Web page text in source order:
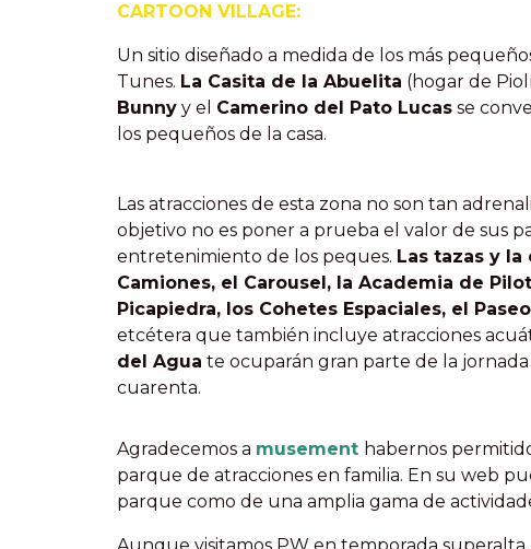
CARTOON VILLAGE:
Un sitio diseñado a medida de los más
Tunes. La Casita de la Abuelita (hogar de
Bunny y el Camerino del Pato Lucas se
los pequeños de la casa.
Las atracciones de esta zona no son tan
objetivo no es poner a prueba el valor de sus
entretenimiento de los peques. Las tazas y la
Camiones, el Carousel, la Academia de
Picapiedra, los Cohetes Espaciales, el
etcétera que también incluye atracciones
del Agua te ocuparán gran parte de la
cuarenta.
Agradecemos a musement habernos
parque de atracciones en familia. En su web
parque como de una amplia gama de